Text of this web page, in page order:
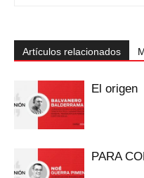
Artículos relacionados
El origen
PARA